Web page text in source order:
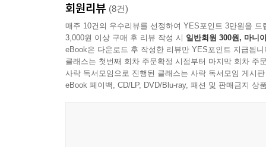
구성했다. 여러 교과서에 중복해서 실린 필수
교과서에 수록된 작품도 두루 엄선하여 엮었다.
활동을 마련했다. 다양한 활동을 통해 단어의 뜻
파악했는지 학생들이 자기 주도적으로 읽어 나갈
달라진 교과서를 위한 완벽한 대비일 뿐 아니라
회원리뷰 (8건)
매주 10건의 우수리뷰를 선정하여 YES포인트 3만원을 드
3,000원 이상 구매 후 리뷰 작성 시 일반회원 300원, 마니
eBook은 다운로드 후 작성한 리뷰만 YES포인트 지급됩니
클래스는 첫번째 회차 주문확정 시점부터 마지막 회차 주
사락 독서모임으로 진행된 클래스는 사락 독서모임 게시
eBook 페이백, CD/LP, DVD/Blu-ray, 패션 및 판매금지 상